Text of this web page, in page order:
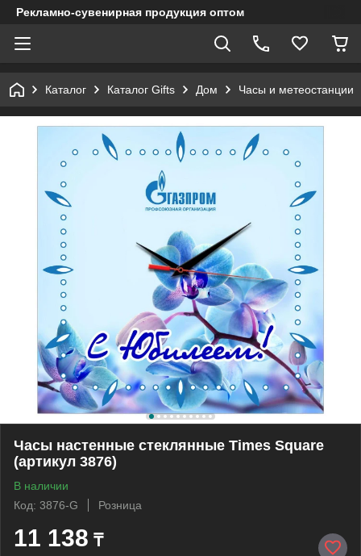
Рекламно-сувенирная продукция оптом
Каталог Каталог Gifts Дом Часы и метеостанции
Часы настенные стеклянные Times Square
(артикул 3876)
В наличии
Код: 3876-G
Розница
11 138 ₸